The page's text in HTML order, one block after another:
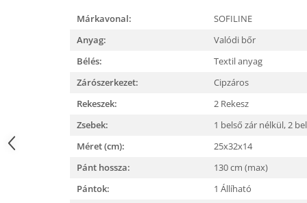
Márkavonal:
SOFILINE
Anyag:
Valódi bőr
Bélés:
Textil anyag
Zárószerkezet:
Cipzáros
Rekeszek:
2 Rekesz
Zsebek:
1 belső zár nélkül,2
Méret (cm):
25x32x14
Pánt hossza:
130 cm (max)
Pántok:
1 Állíható